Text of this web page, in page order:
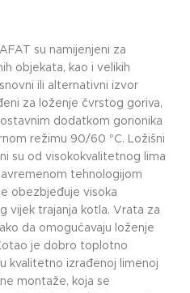
su namijenjeni za
objekata, kao i velikih
ili alternativni izvor
za loženje čvrstog goriva,
dodatkom gorionika
režimu 90/60 °C. Ložišni
su od visokokvalitetnog lima
tehnologijom
obezbjeđuje visoka
vijek trajanja kotla. Vrata za
da omogućavaju loženje
je dobro toplotno
kvalitetno izrađenoj limenoj
montaže, koja se